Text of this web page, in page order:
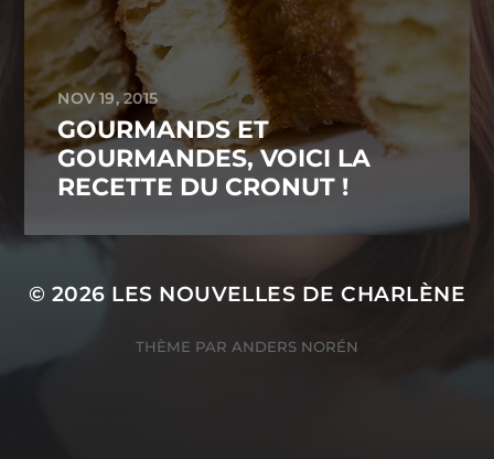
NOV 19, 2015
GOURMANDS ET
GOURMANDES, VOICI LA
RECETTE DU CRONUT !
© 2026 LES NOUVELLES DE CHARLÈNE
THÈME PAR ANDERS NORÉN